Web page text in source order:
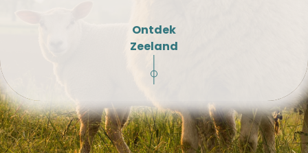
Ontdek
Zeeland